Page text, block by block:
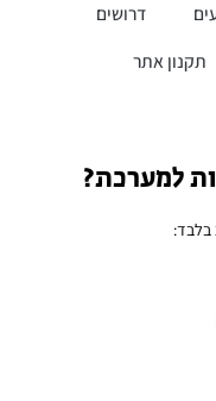
דרושים
תקנון אתר
למערכת?